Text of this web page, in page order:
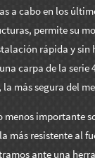
a cabo en los
permite su
rápida y sin
carpa de la serie
más segura del
importante
más resistente al
ante una